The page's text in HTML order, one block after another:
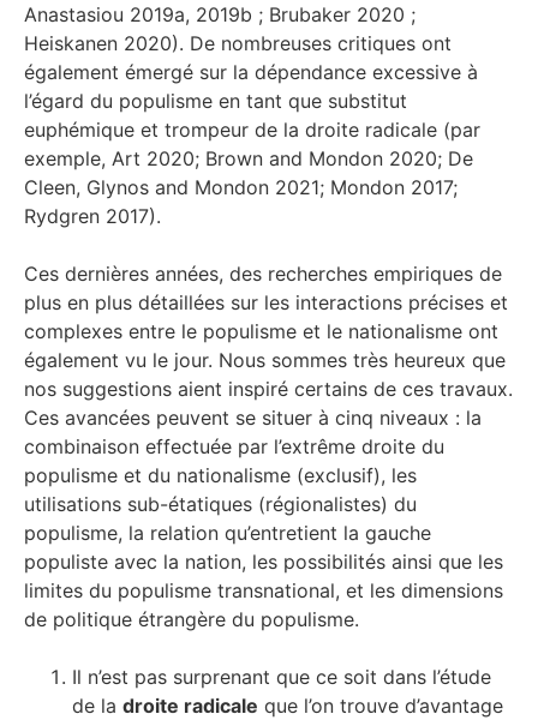
Anastasiou 2019a, 2019b ; Brubaker 2020 ;
Heiskanen 2020). De nombreuses critiques ont
également émergé sur la dépendance excessive à
l’égard du populisme en tant que substitut
euphémique et trompeur de la droite radicale (par
exemple, Art 2020; Brown and Mondon 2020; De
Cleen, Glynos and Mondon 2021; Mondon 2017;
Rydgren 2017).
Ces dernières années, des recherches empiriques de
plus en plus détaillées sur les interactions précises et
complexes entre le populisme et le nationalisme ont
également vu le jour. Nous sommes très heureux que
nos suggestions aient inspiré certains de ces travaux.
Ces avancées peuvent se situer à cinq niveaux : la
combinaison effectuée par l’extrême droite du
populisme et du nationalisme (exclusif), les
utilisations sub-étatiques (régionalistes) du
populisme, la relation qu’entretient la gauche
populiste avec la nation, les possibilités ainsi que les
limites du populisme transnational, et les dimensions
de politique étrangère du populisme.
Il n’est pas surprenant que ce soit dans l’étude
de la droite radicale que l’on trouve d’avantage